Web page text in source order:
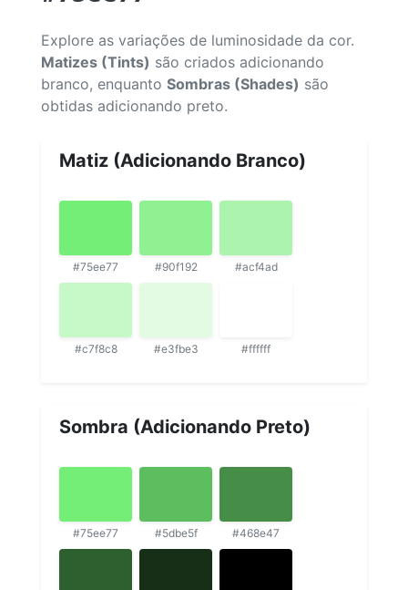
Explore as variações de luminosidade da cor.
Matizes (Tints) são criados adicionando
branco, enquanto Sombras (Shades) são
obtidas adicionando preto.
Matiz (Adicionando Branco)
#75ee77 #90f192 #acf4ad
#c7f8c8 #e3fbe3 #ffffff
Sombra (Adicionando Preto)
#75ee77 #5dbe5f #468e47